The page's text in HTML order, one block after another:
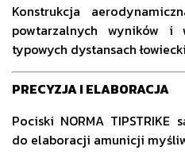
Konstrukcja
powtarzalnych wyników i
typowych dystansach
PRECYZJA I ELABORACJA
Pociski NORMA
do elaboracji amunicji